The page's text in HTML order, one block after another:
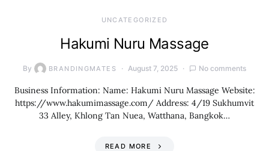
UNCATEGORIZED
Hakumi Nuru Massage
By BRANDINGMATES August 7, 2025 No comments
Business Information: Name: Hakumi Nuru Massage Website:
https://www.hakumimassage.com/ Address: 4/19 Sukhumvit
33 Alley, Khlong Tan Nuea, Watthana, Bangkok…
READ MORE